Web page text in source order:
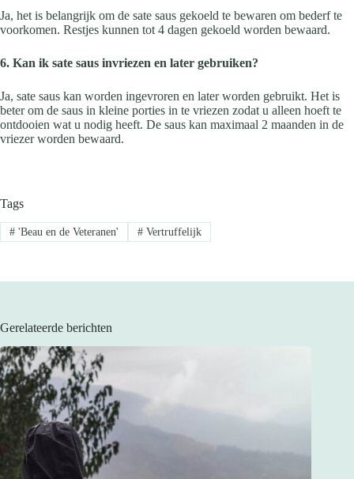
Ja, het is belangrijk om de sate saus gekoeld te bewaren om bederf te
voorkomen. Restjes kunnen tot 4 dagen gekoeld worden bewaard.
6. Kan ik sate saus invriezen en later gebruiken?
Ja, sate saus kan worden ingevroren en later worden gebruikt. Het is
beter om de saus in kleine porties in te vriezen zodat u alleen hoeft te
ontdooien wat u nodig heeft. De saus kan maximaal 2 maanden in de
vriezer worden bewaard.
Tags
#'Beau en de Veteranen' #Vertruffelijk
Gerelateerde berichten